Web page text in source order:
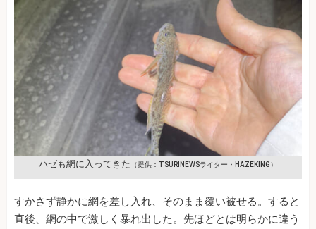
ハゼも網に入ってきた （提供：TSURINEWSライター・HAZEKING）
すかさず静かに網を差し入れ、そのまま覆い被せる。すると
直後、網の中で激しく暴れ出した。先ほどとは明らかに違う